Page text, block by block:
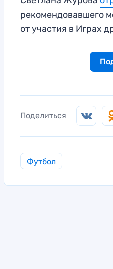
рекомендовавшего
от участия в Играх
Поделиться
Футбол